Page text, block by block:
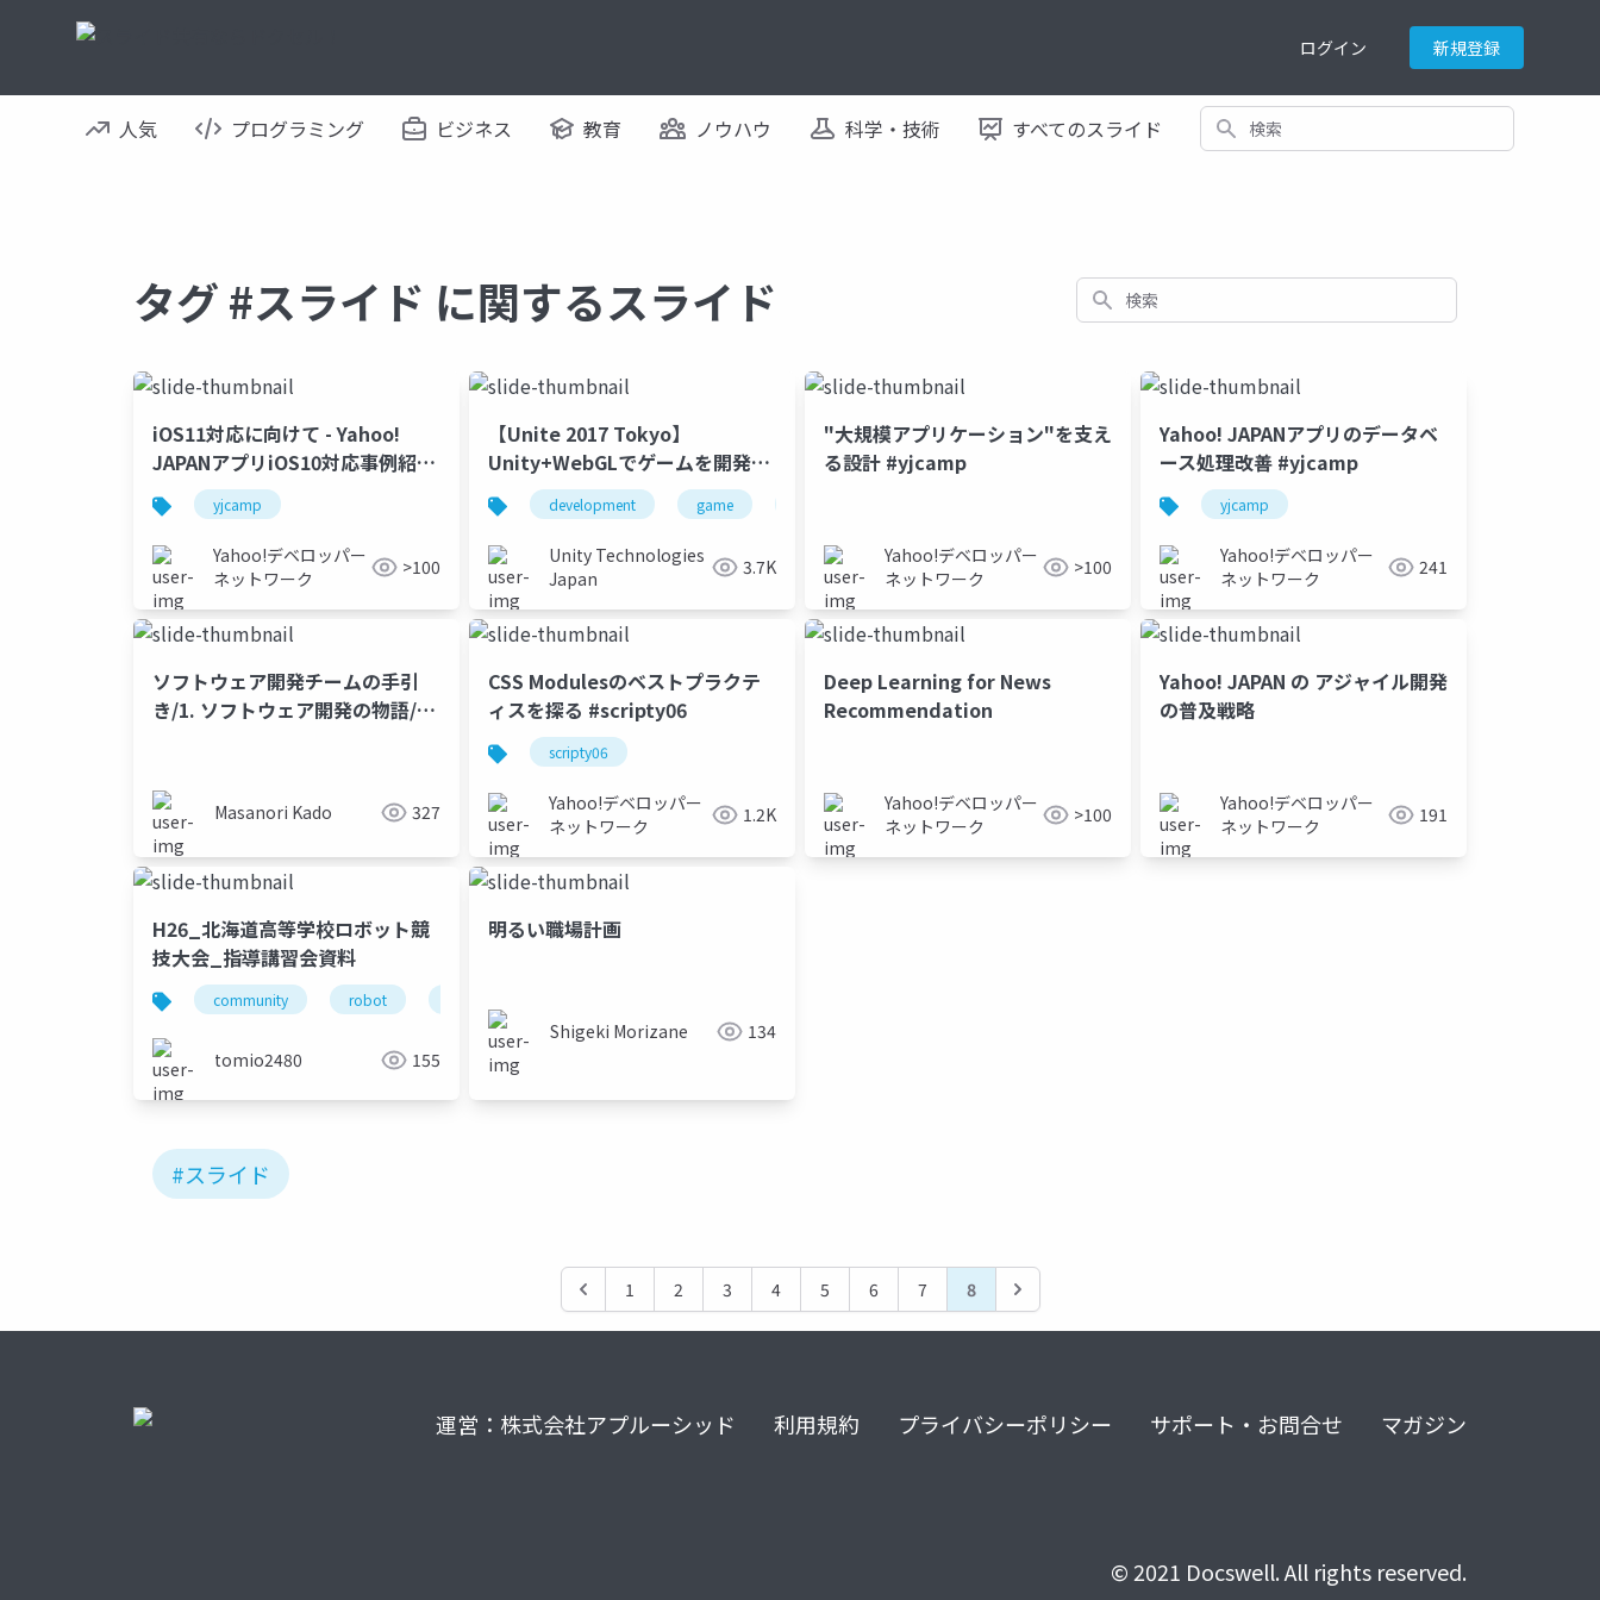
ログイン 新規登録
人気 プログラミング ビジネス 教育 ノウハウ 科学・技術 すべてのスライド 検索
タグ #スライド に関するスライド 検索
iOS11対応に向けて - Yahoo!
JAPANアプリiOS10対応事例紹介
#yjcampyjcamp
Yahoo!デベロッパー
ネットワーク
>100
【Unite 2017 Tokyo】
Unity+WebGLでゲームを開発・
運用して見えてきたメリット・デ
メリット
development game webgl
Unity Technologies
Japan
3.7K
"大規模アプリケーション"を支え
る設計 #yjcamp
Yahoo!デベロッパー
ネットワーク
>100
Yahoo! JAPANアプリのデータベ
ース処理改善 #yjcamp
yjcamp
Yahoo!デベロッパー
ネットワーク
241
ソフトウェア開発チームの手引
き/1. ソフトウェア開発の物語/1-
Masanori Kado 327
CSS Modulesのベストプラクテ
ィスを探る #scripty06
scripty06
Yahoo!デベロッパー
ネットワーク
1.2K
Deep Learning for News
Recommendation
Yahoo!デベロッパー
ネットワーク
>100
Yahoo! JAPAN の アジャイル開発
の普及戦略
Yahoo!デベロッパー
ネットワーク
191
H26_北海道高等学校ロボット競
技大会_指導講習会資料
community robot
tomio2480 155
明るい職場計画
Shigeki Morizane 134
#スライド
1 2 3 4 5 6 7 8
運営：株式会社アプルーシッド 利用規約 プライバシーポリシー サポート・お問合せ マガジン
© 2021 Docswell. All rights reserved.